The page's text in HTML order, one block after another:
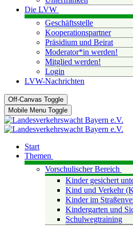
Die LVW
Geschäftsstelle
Kooperationspartner
Präsidium und Beirat
Moderator*in werden!
Mitglied werden!
Login
LVW-Nachrichten
Off-Canvas Toggle
Mobile Menu Toggle
Start
Themen
Vorschulischer Bereich
Kinder gesichert
Kind und Verkehr
Kinder im
Kindergarten und
Schulwegtraining